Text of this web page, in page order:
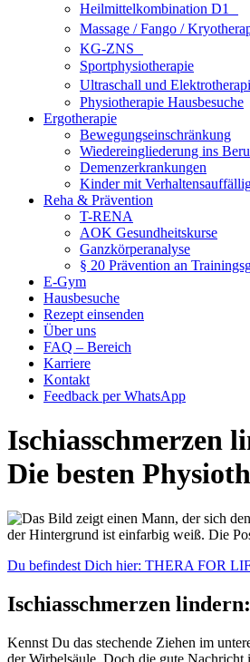
Heilmittelkombination D1
Massage / Fango /
KG-ZNS
Sportphysiotherapie
Ultraschall und
Physiotherapie Hausbesuche
Ergotherapie
Bewegungseinschränkung
Wiedereingliederung ins
Demenzerkrankungen
Kinder mit
Reha & Prävention
T-RENA
AOK Gesundheitskurse
Ganzkörperanalyse
§ 20 Prävention an
E-Gym
Hausbesuche
Rezept einsenden
Über uns
FAQ – Bereich
Karriere
Kontakt
Feedback per WhatsApp
Ischiasschmerzen
Die besten
Du befindest Dich hier: THERA FOR
Ischiasschmerzen
Kennst Du das stechende Ziehen im
der Wirbelsäule. Doch die gute Nachricht